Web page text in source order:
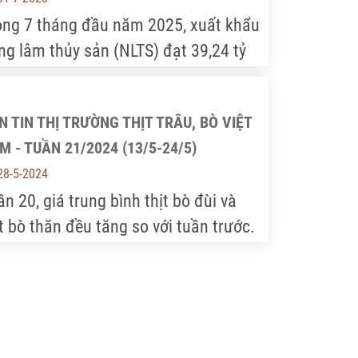
7 tháng đầu năm 2025, xuất khẩu
lâm thủy sản (NLTS) đạt 39,24 tỷ
lập kỷ lục xuất siêu 9,76 tỷ USD.
nhiên, các thách thức về tỷ giá,
và rào cản kỹ thuật đang đòi
giải pháp quyết liệt để đạt mục tiêu
USD.
TIN THỊ TRƯỜNG THỊT TRÂU, BÒ VIỆT
- TUẦN 21/2024 (13/5-24/5)
5-2024
20, giá trung bình thịt bò đùi và
bò thăn đều tăng so với tuần trước.